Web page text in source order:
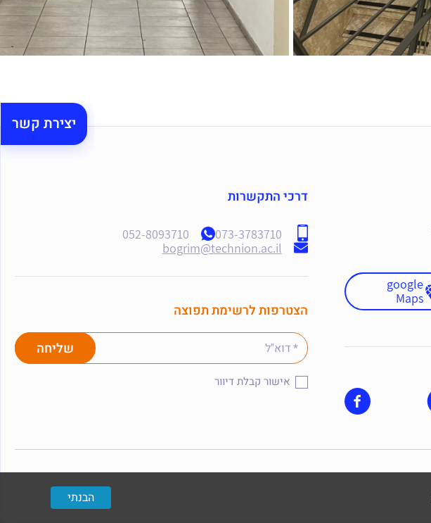
יצירת קשר
google
Maps
דרכי התקשרות
073-3783710
052-8093710
bogrim@technion.ac.il
הצטרפות לרשימת תפוצה
אישור קבלת דיוור
הבנתי